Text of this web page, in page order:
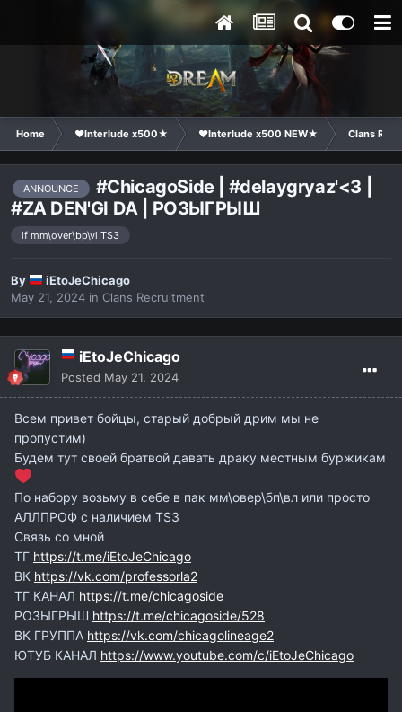
Home ❤Interlude x500★ ❤Interlude x500 NEW★ Clans
ANNOUNCE
#ChicagoSide | #delaygryaz'<3 |
#ZA DEN'GI DA | РОЗЫГРЫШ
lf mm\over\bp\vl TS3
By
iEtoJeChicago
May 21, 2024 in Clans Recruitment
iEtoJeChicago
Posted May 21, 2024
Всем привет бойцы, старый добрый дрим мы не
пропустим)
Будем тут своей братвой давать драку местным буржикам
По набору возьму в себе в пак мм\овер\бп\вл или просто
АЛЛПРОФ с наличием TS3
Связь со мной
ТГ https://t.me/iEtoJeChicago
ВК https://vk.com/professorla2
ТГ КАНАЛ https://t.me/chicagoside
РОЗЫГРЫШ https://t.me/chicagoside/528
ВК ГРУППА https://vk.com/chicagolineage2
ЮТУБ КАНАЛ https://www.youtube.com/c/iEtoJeChicago